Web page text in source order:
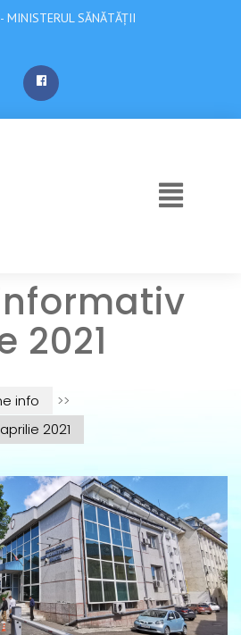
MINISTERUL SĂNĂTĂȚII
2021
info
>>
2021